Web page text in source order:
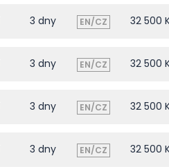
3 dny EN/CZ 32 500
3 dny EN/CZ 32 500
3 dny EN/CZ 32 500
3 dny EN/CZ 32 500